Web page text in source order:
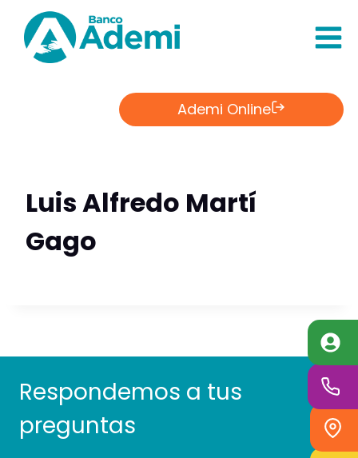
Contenido
Ademi Online
Luis Alfredo Martí
Gago
Respondemos a tus
preguntas